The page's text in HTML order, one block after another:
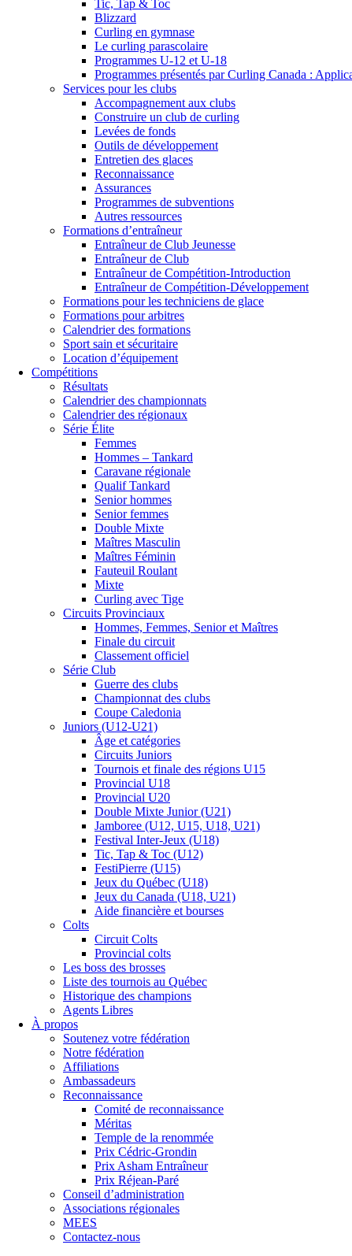
Tic, Tap & Toc
Blizzard
Curling en gymnase
Le curling parascolaire
Programmes U-12 et U-18
Programmes présentés par Curling Canada :
Services pour les clubs
Accompagnement aux clubs
Construire un club de curling
Levées de fonds
Outils de développement
Entretien des glaces
Reconnaissance
Assurances
Programmes de subventions
Autres ressources
Formations d’entraîneur
Entraîneur de Club Jeunesse
Entraîneur de Club
Entraîneur de Compétition-Introduction
Entraîneur de Compétition-Développement
Formations pour les techniciens de glace
Formations pour arbitres
Calendrier des formations
Sport sain et sécuritaire
Location d’équipement
Compétitions
Résultats
Calendrier des championnats
Calendrier des régionaux
Série Élite
Femmes
Hommes – Tankard
Caravane régionale
Qualif Tankard
Senior hommes
Senior femmes
Double Mixte
Maîtres Masculin
Maîtres Féminin
Fauteuil Roulant
Mixte
Curling avec Tige
Circuits Provinciaux
Hommes, Femmes, Senior et Maîtres
Finale du circuit
Classement officiel
Série Club
Guerre des clubs
Championnat des clubs
Coupe Caledonia
Juniors (U12-U21)
Âge et catégories
Circuits Juniors
Tournois et finale des régions U15
Provincial U18
Provincial U20
Double Mixte Junior (U21)
Jamboree (U12, U15, U18, U21)
Festival Inter-Jeux (U18)
Tic, Tap & Toc (U12)
FestiPierre (U15)
Jeux du Québec (U18)
Jeux du Canada (U18, U21)
Aide financière et bourses
Colts
Circuit Colts
Provincial colts
Les boss des brosses
Liste des tournois au Québec
Historique des champions
Agents Libres
À propos
Soutenez votre fédération
Notre fédération
Affiliations
Ambassadeurs
Reconnaissance
Comité de reconnaissance
Méritas
Temple de la renommée
Prix Cédric-Grondin
Prix Asham Entraîneur
Prix Réjean-Paré
Conseil d’administration
Associations régionales
MEES
Contactez-nous